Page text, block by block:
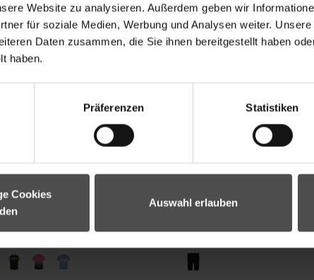
Website zu analysieren. Außerdem geben wir
für soziale Medien, Werbung und Analysen weiter.
Daten zusammen, die Sie ihnen bereitgestellt haben
haben.
Präferenzen Statistiken
Cookies
Auswahl erlauben
DAS KÖNNTE SIE AUCH INTERESSIEREN